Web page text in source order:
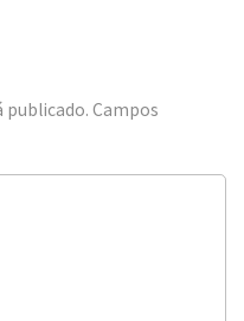
publicado. Campos